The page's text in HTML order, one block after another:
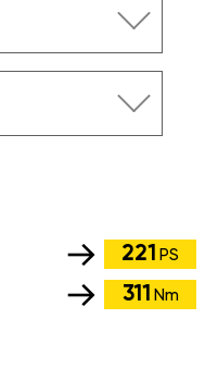
221 PS
311 Nm